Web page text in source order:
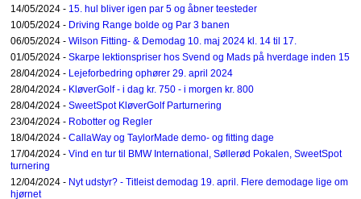
14/05/2024 - 15. hul bliver igen par 5 og åbner teesteder
10/05/2024 - Driving Range bolde og Par 3 banen
06/05/2024 - Wilson Fitting- & Demodag 10. maj 2024 kl. 14 til 17.
01/05/2024 - Skarpe lektionspriser hos Svend og Mads på hverdage inden 15
28/04/2024 - Lejeforbedring ophører 29. april 2024
28/04/2024 - KløverGolf - i dag kr. 750 - i morgen kr. 800
28/04/2024 - SweetSpot KløverGolf Parturnering
23/04/2024 - Robotter og Regler
18/04/2024 - CallaWay og TaylorMade demo- og fitting dage
17/04/2024 - Vind en tur til BMW International, Søllerød Pokalen, SweetSpot
turnering
12/04/2024 - Nyt udstyr? - Titleist demodag 19. april. Flere demodage lige om
hjørnet